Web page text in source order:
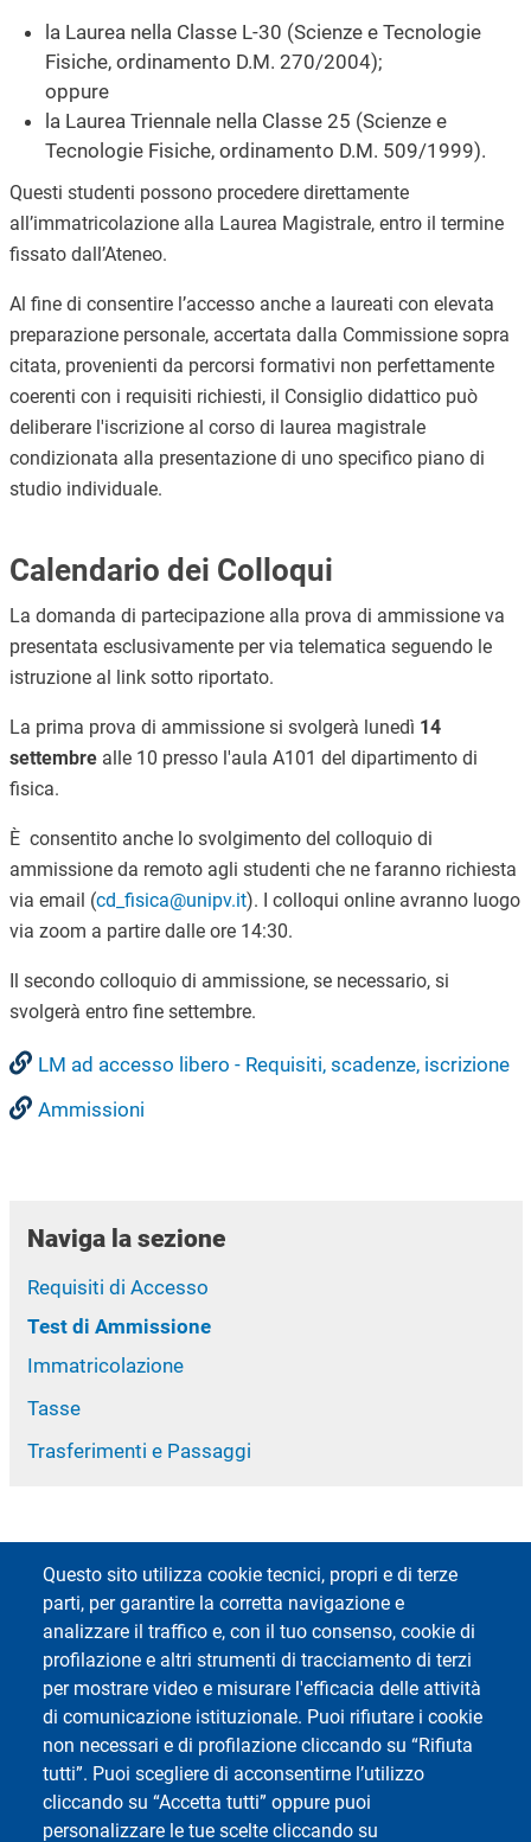
Questo sito utilizza cookie tecnici, propri e di terze
parti, per garantire la corretta navigazione e
analizzare il traffico e, con il tuo consenso, cookie di
profilazione e altri strumenti di tracciamento di terzi
per mostrare video e misurare l'efficacia delle attività
di comunicazione istituzionale. Puoi rifiutare i cookie
non necessari e di profilazione cliccando su “Rifiuta
tutti”. Puoi scegliere di acconsentirne l’utilizzo
cliccando su “Accetta tutti” oppure puoi
personalizzare le tue scelte cliccando su
la Laurea nella Classe L-30 (Scienze e Tecnologie
Fisiche, ordinamento D.M. 270/2004);
oppure
la Laurea Triennale nella Classe 25 (Scienze e
Tecnologie Fisiche, ordinamento D.M. 509/1999).
Questi studenti possono procedere direttamente
all’immatricolazione alla Laurea Magistrale, entro il termine
fissato dall’Ateneo.
Al fine di consentire l’accesso anche a laureati con elevata
preparazione personale, accertata dalla Commissione sopra
citata, provenienti da percorsi formativi non perfettamente
coerenti con i requisiti richiesti, il Consiglio didattico può
deliberare l'iscrizione al corso di laurea magistrale
condizionata alla presentazione di uno specifico piano di
studio individuale.
Calendario dei Colloqui
La domanda di partecipazione alla prova di ammissione va
presentata esclusivamente per via telematica seguendo le
istruzione al link sotto riportato.
La prima prova di ammissione si svolgerà lunedì 14
settembrealle 10 presso l'aula A101 del dipartimento di
fisica.
È consentito anche lo svolgimento del colloquio di
ammissione da remoto agli studenti che ne faranno richiesta
via email (cd_fisica@unipv.it). I colloqui online avranno luogo
via zoom a partire dalle ore 14:30.
Il secondo colloquio di ammissione, se necessario, si
svolgerà entro fine settembre.
LM ad accesso libero - Requisiti, scadenze, iscrizione
Ammissioni
Naviga la sezione
Requisiti di Accesso
Test di Ammissione
Immatricolazione
Tasse
Trasferimenti e Passaggi
Footer 1
Accessibilità
Contatti E-mail
Impostazioni dei Cookies
Mappa del Sito
Privacy
Footer 2
App MyUniPV
ESSE3
Kiro
Portale delle Competenze
Webmail